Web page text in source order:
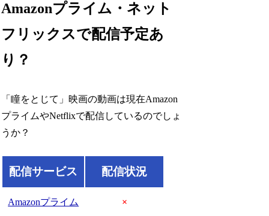
Amazonプライム・ネット
フリックスで配信予定あ
り？
「瞳をとじて」映画の動画は現在Amazon
プライムやNetflixで配信しているのでしょ
うか？
配信サービス 配信状況
Amazonプライム ×